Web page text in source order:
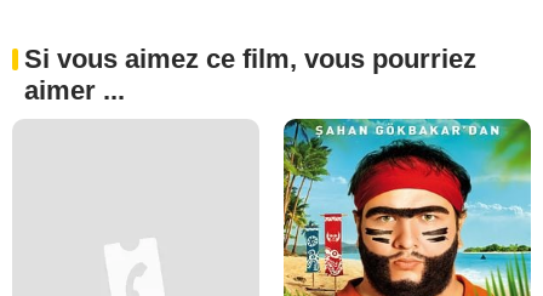
Si vous aimez ce film, vous pourriez
aimer ...